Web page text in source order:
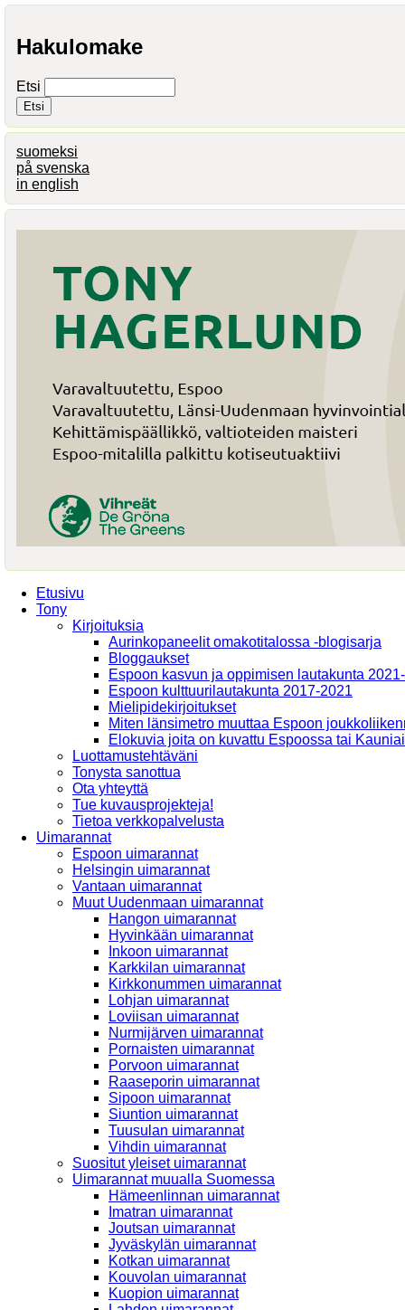
Hakulomake
Etsi
suomeksi
på svenska
in english
Etusivu
Tony
Kirjoituksia
Aurinkopaneelit omakotitalossa -blogisarja
Bloggaukset
Espoon kasvun ja oppimisen lautakunta
Espoon kulttuurilautakunta 2017-2021
Mielipidekirjoitukset
Miten länsimetro muuttaa Espoon
Elokuvia joita on kuvattu Espoossa tai
Luottamustehtäväni
Tonysta sanottua
Ota yhteyttä
Tue kuvausprojekteja!
Tietoa verkkopalvelusta
Uimarannat
Espoon uimarannat
Helsingin uimarannat
Vantaan uimarannat
Muut Uudenmaan uimarannat
Hangon uimarannat
Hyvinkään uimarannat
Inkoon uimarannat
Karkkilan uimarannat
Kirkkonummen uimarannat
Lohjan uimarannat
Loviisan uimarannat
Nurmijärven uimarannat
Pornaisten uimarannat
Porvoon uimarannat
Raaseporin uimarannat
Sipoon uimarannat
Siuntion uimarannat
Tuusulan uimarannat
Vihdin uimarannat
Suositut yleiset uimarannat
Uimarannat muualla Suomessa
Hämeenlinnan uimarannat
Imatran uimarannat
Joutsan uimarannat
Jyväskylän uimarannat
Kotkan uimarannat
Kouvolan uimarannat
Kuopion uimarannat